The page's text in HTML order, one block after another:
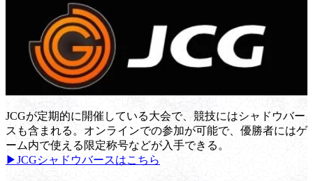
JCGが定期的に開催している大会で、競技にはシャドウバー
スも含まれる。オンラインでの参加が可能で、優勝者にはゲ
ーム内で使える限定称号などが入手できる。
▶JCGシャドウバースはこちら